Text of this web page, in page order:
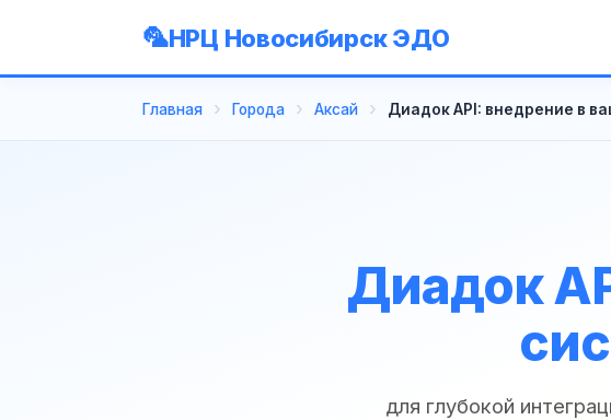
НРЦ Новосибирск ЭДО
Главная Города Аксай Диадок API: внедрение в
Диадок
для глубокой